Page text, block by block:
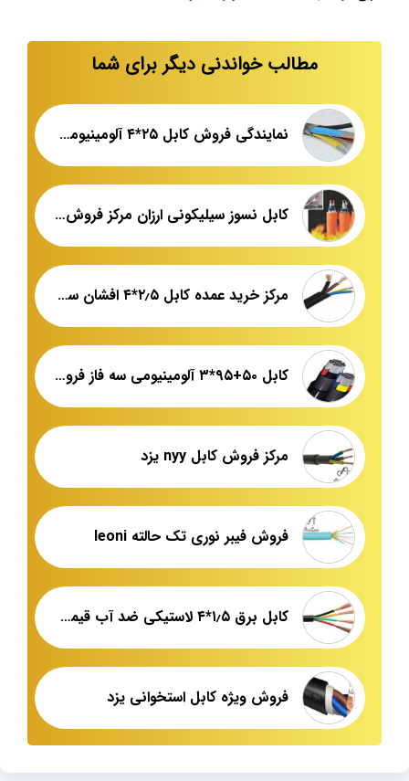
مطالب خواندنی دیگر برای شما
نمایندگی فروش کابل ۲۵*۴ آلومینیومی سه فاز
کابل نسوز سیلیکونی ارزان مرکز فروش عمده
مرکز خرید عمده کابل ۲٫۵*۴ افشان سه فاز
کابل ۵۰+۹۵*۳ آلومینیومی سه فاز فروش عمده
مرکز فروش کابل nyy یزد
فروش فیبر نوری تک حالته leoni
کابل برق ۱٫۵*۴ لاستیکی ضد آب قیمت خرید
فروش ویژه کابل استخوانی یزد